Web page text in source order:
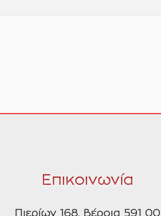
Επικοινωνία
Πιερίων 168, Βέροια 591 00